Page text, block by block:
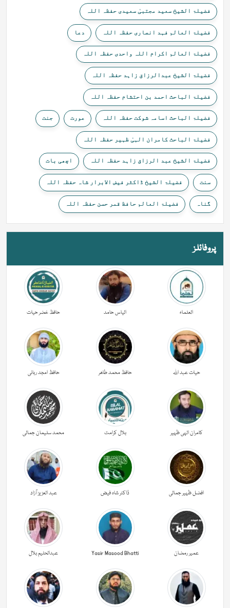
فضیلۃ الشیخ سعید مجتبیٰ سعیدی حفظہ اللہ
فضیلۃ العالم فہد انصاری حفظہ اللہ دعا
فضیلۃ العالم اکرام اللہ واحدی حفظہ اللہ
فضیلۃ الشیخ عبدالرزاق زاہد حفظہ اللہ
فضیلۃ الباحث احمد بن احتشام حفظہ اللہ
فضیلۃ الباحث اسامہ شوکت حفظہ اللہ عورت جنت
فضیلۃ الباحث کامران الہیٰ ظہیر حفظہ اللہ
فضیلۃ الشیخ عبد الرزاق زاہد حفظہ اللہ اچھی بات
سنت فضیلۃ الشیخ ڈاکٹر فیض الابرار شاہ حفظہ اللہ
گناہ فضیلۃ العالم حافظ قمر حسن حفظہ اللہ
پروفائلز
العلماء الیاس حامد حافظ خضر حیات
حیات عبد اللہ حافظ محمد طاھر حافظ امجد ربانی
کامران الہی ظہیر بلال کرامت محمد سلیمان جمالی
افضل ظہیر جمالی ڈاکٹر شاہ فیض عبد العزیز آزاد
عمیر رمضان Yasir Masood Bhatti عبدالحليم بلال